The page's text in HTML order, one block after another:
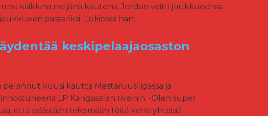
kaikkina neljänä kautena. Jordan voitti joukkueensa
passariksi. Lukiossa hän...
keskipelaajaosaston
pelannut kuusi kautta Mestaruusliigassa ja
LP Kangasalan riveihin. -Olen super
että päästään tekemään töitä kohti yhteisiä